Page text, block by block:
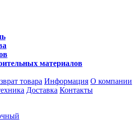
материалов
товара Информация О компании
Доставка Контакты